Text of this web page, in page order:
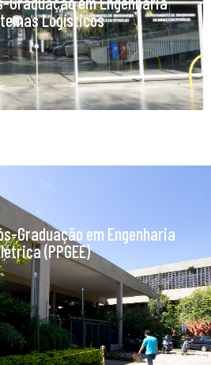
Logísticos
Graduação em Engenharia
(PPGEE)